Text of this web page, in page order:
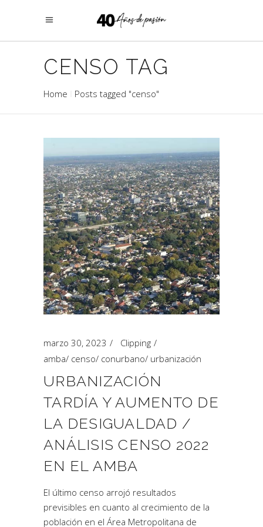
CENSO TAG
Home Posts tagged "censo"
marzo 30, 2023
Clipping
amba/ censo/ conurbano/ urbanización
URBANIZACIÓN
TARDÍA Y AUMENTO DE
LA DESIGUALDAD /
ANÁLISIS CENSO 2022
EN EL AMBA
El último censo arrojó resultados
previsibles en cuanto al crecimiento de la
población en el Área Metropolitana de